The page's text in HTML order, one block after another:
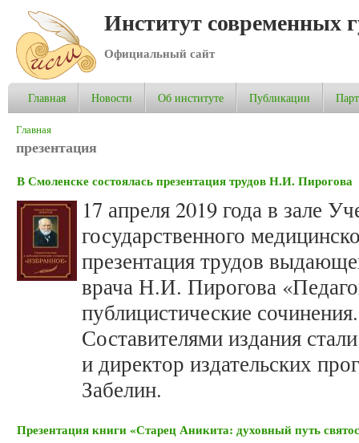
Институт современных
Официальный сайт
Главная Новости Об институте Публикации
Вы здесь
Главная
презентация
В Смоленске состоялась презентация трудов Н.И. Пирогова
17 апреля 2019 года в зале
государственного
презентация трудов
врача Н.И. Пирогова
публицистические
Составителями издания
и директор издательских
Забелин.
Презентация книги «Старец Аникита: духовный путь